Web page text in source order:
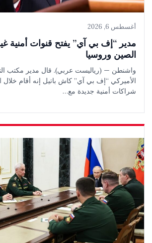
أغسطس 6, 2026
مدير “إف بي آي” يفتح قنوات أمنية
الصين وروسيا
واشنطن — (رياليست عربي). قال مدير مكتب
الأميركي “إف بي آي” كاش باتيل إنه أقام خلال
شراكات أمنية جديدة مع…